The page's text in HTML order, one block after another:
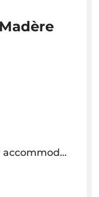
extra free of 5€ per person